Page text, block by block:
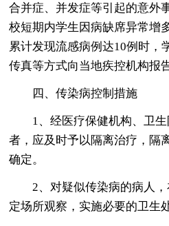
合并症、并发症等引起的意外
校短期内学生因病缺席异常增
累计发现流感病例达10例时，
传真等方式向当地疾控机构报告
四、传染病控制措施
1、经医疗保健机构、卫
者，应及时予以隔离治疗，隔
确定。
2、对疑似传染病的病人
定场所观察，实施必要的卫生